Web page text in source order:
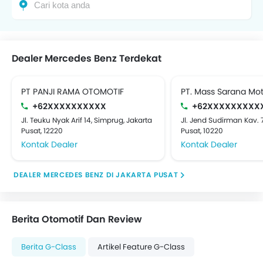
Dealer Mercedes Benz Terdekat
PT PANJI RAMA OTOMOTIF
+62XXXXXXXXXX
Jl. Teuku Nyak Arif 14, Simprug, Jakarta
Pusat, 12220
Kontak Dealer
PT. Mass Sarana
Jl. Jend Sudirman Kav.
Pusat, 10220
Kontak Dealer
DEALER MERCEDES BENZ DI JAKARTA PUSAT
Berita Otomotif Dan Review
Berita G-Class Artikel Feature G-Class